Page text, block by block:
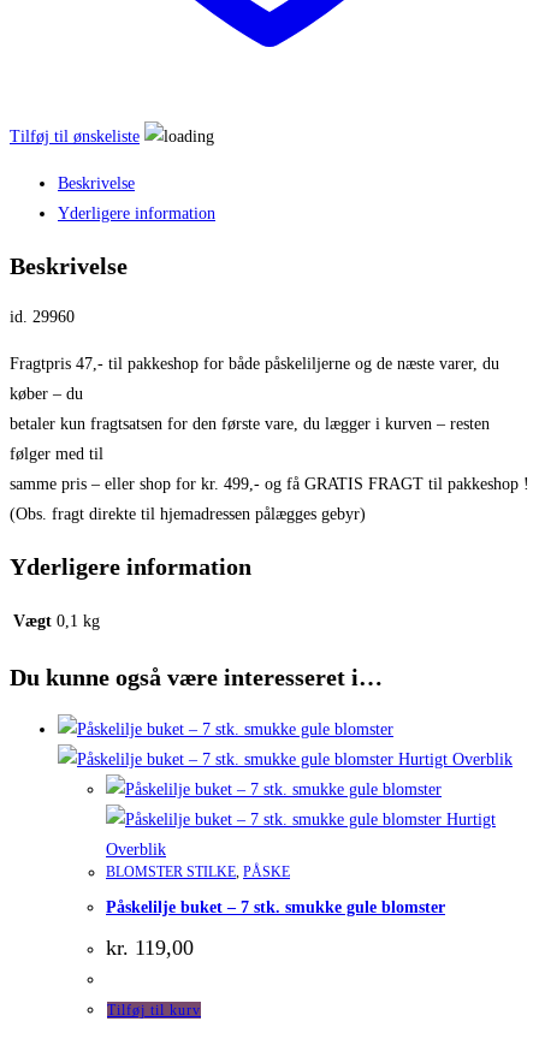
Tilføj til ønskeliste
Beskrivelse
Yderligere information
Beskrivelse
id. 29960
Fragtpris 47,- til pakkeshop for både påskeliljerne og de næste varer, du
køber – du
betaler kun fragtsatsen for den første vare, du lægger i kurven – resten
følger med til
samme pris – eller shop for kr. 499,- og få GRATIS FRAGT til pakkeshop !
(Obs. fragt direkte til hjemadressen pålægges gebyr)
Yderligere information
Vægt 0,1 kg
Du kunne også være interesseret i…
Hurtigt Overblik
Hurtigt
Overblik
BLOMSTER STILKE PÅSKE
Påskelilje buket – 7 stk. smukke gule blomster
kr. 119,00
Tilføj til kurv